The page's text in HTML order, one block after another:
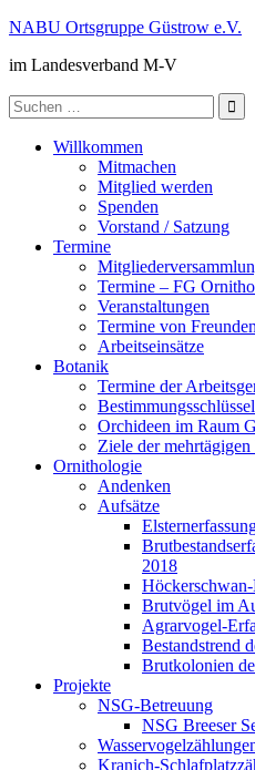
Zum
springen
NABU Ortsgruppe Güstrow e.V.
im Landesverband M-V
Suche
nach:
Willkommen
Mitmachen
Mitglied werden
Spenden
Vorstand / Satzung
Termine
Termine – FG
Veranstaltungen
Termine von Freunden
Arbeitseinsätze
Botanik
Termine der
Orchideen im Raum
Ziele der
Ornithologie
Andenken
Aufsätze
2018
Brutvögel im
Agrarvogel-
Bestandstrend
Brutkolonien
Projekte
NSG-Betreuung
NSG Breeser
Kranich-